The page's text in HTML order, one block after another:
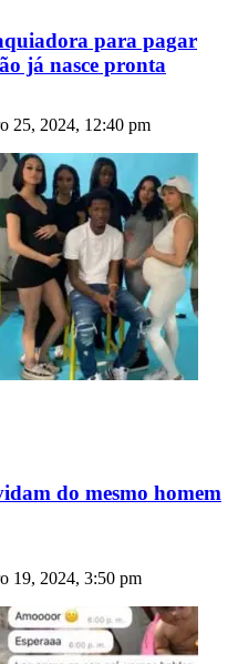
para pagar
já nasce pronta
25, 2024, 12:40 pm
do mesmo homem
19, 2024, 3:50 pm